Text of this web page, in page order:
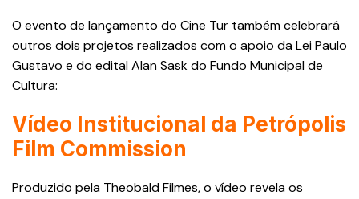
O evento de lançamento do Cine Tur também celebrará
outros dois projetos realizados com o apoio da Lei Paulo
Gustavo e do edital Alan Sask do Fundo Municipal de
Cultura:
Vídeo Institucional da Petrópolis
Film Commission
Produzido pela Theobald Filmes, o vídeo revela os